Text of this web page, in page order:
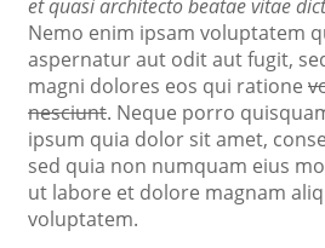
et quasi architecto beatae vitae
Nemo enim ipsam voluptatem
aspernatur aut odit aut fugit,
magni dolores eos qui ratione
nesciunt. Neque porro
ipsum quia dolor sit amet,
sed quia non numquam eius
ut labore et dolore magnam
voluptatem.